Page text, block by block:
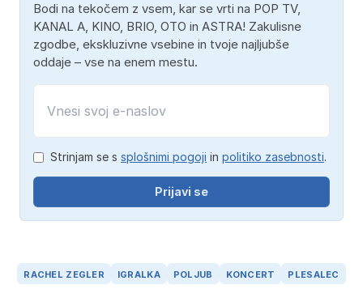
Bodi na tekočem z vsem, kar se vrti na POP TV,
KANAL A, KINO, BRIO, OTO in ASTRA! Zakulisne
zgodbe, ekskluzivne vsebine in tvoje najljubše
oddaje – vse na enem mestu.
Strinjam se s splošnimi pogoji in politiko zasebnosti.
Prijavi se
RACHEL ZEGLER IGRALKA POLJUB KONCERT PLESALEC